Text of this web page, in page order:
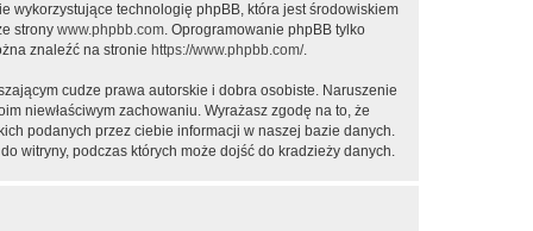
wykorzystujące technologię phpBB, która jest środowiskiem
strony www.phpbb.com. Oprogramowanie phpBB tylko
znaleźć na stronie https://www.phpbb.com/.
cudze prawa autorskie i dobra osobiste. Naruszenie
niewłaściwym zachowaniu. Wyrażasz zgodę na to, że
podanych przez ciebie informacji w naszej bazie danych.
witryny, podczas których może dojść do kradzieży danych.